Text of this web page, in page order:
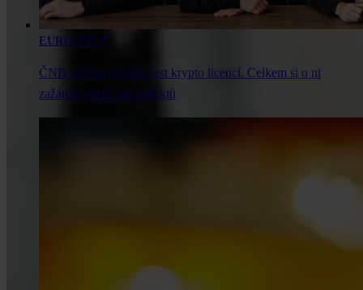
EURO.CZ ↗
ČNB udělila prvních šest krypto licencí. Celkem si o ni
zažádalo na tři sta subjektů